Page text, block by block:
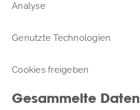
Analyse
Genutzte Technologien
Cookies freigeben
Gesammelte Daten